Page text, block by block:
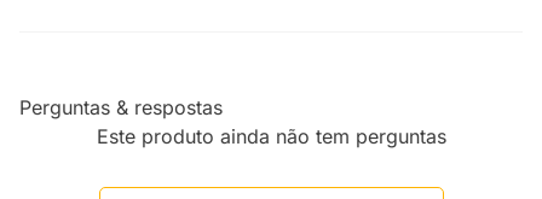
Perguntas & respostas
Este produto ainda não tem perguntas